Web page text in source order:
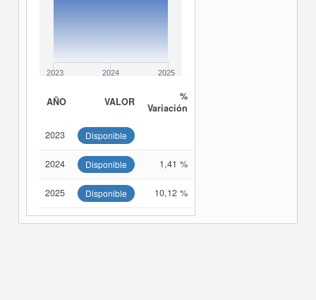
2023 2024 2025
AÑO VALOR
%
Variación
2023 Disponible
2024 Disponible 1,41 %
2025 Disponible 10,12 %